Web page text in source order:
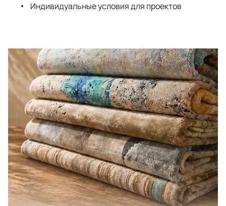
Индивидуальные условия для проектов